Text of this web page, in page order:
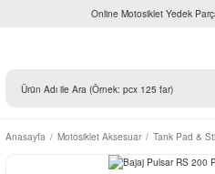
Online Motosiklet Yedek
Anasayfa Motosiklet Aksesuar Tank Pad &